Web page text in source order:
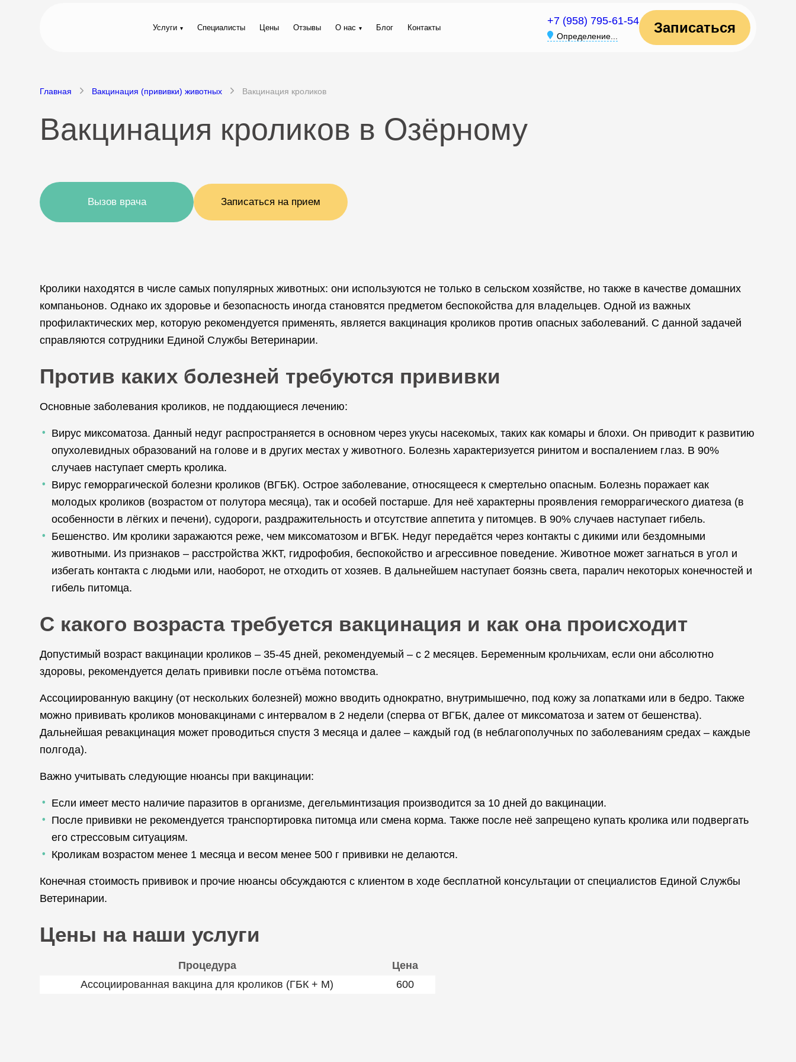
Услуги Специалисты Цены Отзывы О нас Блог Контакты
+7 (958) 795-61-54
Определение...
Записаться
Главная Вакцинация (прививки) животных Вакцинация кроликов
Вакцинация кроликов в Озёрному
Вызов врача Записаться на прием
Кролики находятся в числе самых популярных животных: они используются не только в сельском хозяйстве, но также в качестве домашних
компаньонов. Однако их здоровье и безопасность иногда становятся предметом беспокойства для владельцев. Одной из важных
профилактических мер, которую рекомендуется применять, является вакцинация кроликов против опасных заболеваний. С данной задачей
справляются сотрудники Единой Службы Ветеринарии.
Против каких болезней требуются прививки
Основные заболевания кроликов, не поддающиеся лечению:
Вирус миксоматоза. Данный недуг распространяется в основном через укусы насекомых, таких как комары и блохи. Он приводит к развитию
опухолевидных образований на голове и в других местах у животного. Болезнь характеризуется ринитом и воспалением глаз. В 90%
случаев наступает смерть кролика.
Вирус геморрагической болезни кроликов (ВГБК). Острое заболевание, относящееся к смертельно опасным. Болезнь поражает как
молодых кроликов (возрастом от полутора месяца), так и особей постарше. Для неё характерны проявления геморрагического диатеза (в
особенности в лёгких и печени), судороги, раздражительность и отсутствие аппетита у питомцев. В 90% случаев наступает гибель.
Бешенство. Им кролики заражаются реже, чем миксоматозом и ВГБК. Недуг передаётся через контакты с дикими или бездомными
животными. Из признаков – расстройства ЖКТ, гидрофобия, беспокойство и агрессивное поведение. Животное может загнаться в угол и
избегать контакта с людьми или, наоборот, не отходить от хозяев. В дальнейшем наступает боязнь света, паралич некоторых конечностей и
гибель питомца.
С какого возраста требуется вакцинация и как она происходит
Допустимый возраст вакцинации кроликов – 35-45 дней, рекомендуемый – с 2 месяцев. Беременным крольчихам, если они абсолютно
здоровы, рекомендуется делать прививки после отъёма потомства.
Ассоциированную вакцину (от нескольких болезней) можно вводить однократно, внутримышечно, под кожу за лопатками или в бедро. Также
можно прививать кроликов моновакцинами с интервалом в 2 недели (сперва от ВГБК, далее от миксоматоза и затем от бешенства).
Дальнейшая ревакцинация может проводиться спустя 3 месяца и далее – каждый год (в неблагополучных по заболеваниям средах – каждые
полгода).
Важно учитывать следующие нюансы при вакцинации:
Если имеет место наличие паразитов в организме, дегельминтизация производится за 10 дней до вакцинации.
После прививки не рекомендуется транспортировка питомца или смена корма. Также после неё запрещено купать кролика или подвергать
его стрессовым ситуациям.
Кроликам возрастом менее 1 месяца и весом менее 500 г прививки не делаются.
Конечная стоимость прививок и прочие нюансы обсуждаются с клиентом в ходе бесплатной консультации от специалистов Единой Службы
Ветеринарии.
Цены на наши услуги
Процедура
Цена
Ассоциированная вакцина для кроликов (ГБК + М)
600